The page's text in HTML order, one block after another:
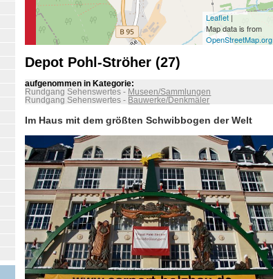
Leaflet |
Map data is from
OpenStreetMap.org
Depot Pohl-Ströher (27)
aufgenommen in Kategorie:
Rundgang Sehenswertes - Museen/Sammlungen
Rundgang Sehenswertes - Bauwerke/Denkmäler
Im Haus mit dem größten Schwibbogen der Welt